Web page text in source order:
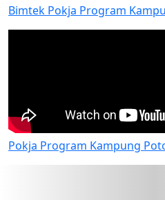
Bimtek Pokja Program
Pokja Program Kampung